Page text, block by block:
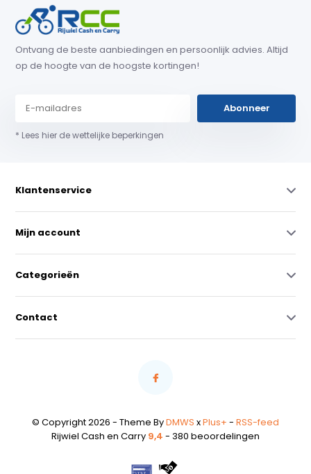
Ontvang de beste aanbiedingen en persoonlijk advies. Altijd
op de hoogte van de hoogste kortingen!
Abonneer
* Lees hier de wettelijke beperkingen
Klantenservice
Mijn account
Categorieën
Contact
© Copyright 2026 - Theme ByDMWS xPlus+ - RSS-feed
Rijwiel Cash en Carry 9,4 - 380 beoordelingen